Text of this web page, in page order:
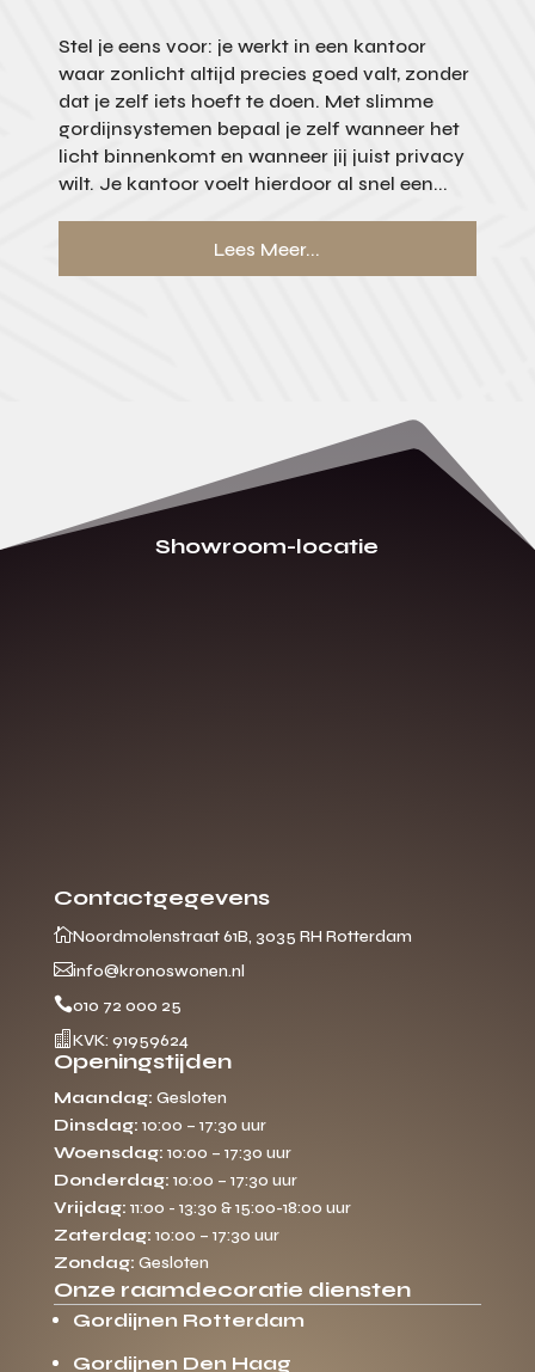
Stel je eens voor: je werkt in een kantoor
waar zonlicht altijd precies goed valt, zonder
dat je zelf iets hoeft te doen. Met slimme
gordijnsystemen bepaal je zelf wanneer het
licht binnenkomt en wanneer jij juist privacy
wilt. Je kantoor voelt hierdoor al snel een...
Lees Meer...
Showroom-locatie
Contactgegevens
Noordmolenstraat 61B, 3035 RH Rotterdam
info@kronoswonen.nl
010 72 000 25
 KVK: 91959624
Openingstijden
Maandag: Gesloten
Dinsdag: 10:00 – 17:30 uur
Woensdag: 10:00 – 17:30 uur
Donderdag: 10:00 – 17:30 uur
Vrijdag: 11:00 - 13:30 & 15:00-18:00 uur
Zaterdag: 10:00 – 17:30 uur
Zondag: Gesloten
Onze raamdecoratie diensten
Gordijnen Rotterdam
Gordijnen Den Haag